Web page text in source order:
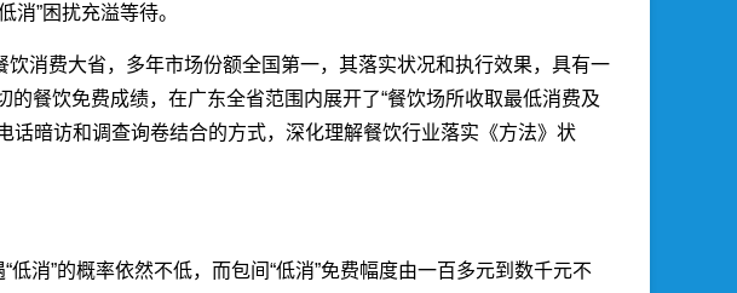
消”困扰充溢等待。
消费大省，多年市场份额全国第一，其落实状况和执行效果，具有一
餐饮免费成绩，在广东全省范围内展开了“餐饮场所收取最低消费及
暗访和调查询卷结合的方式，深化理解餐饮行业落实《方法》状
消”的概率依然不低，而包间“低消”免费幅度由一百多元到数千元不